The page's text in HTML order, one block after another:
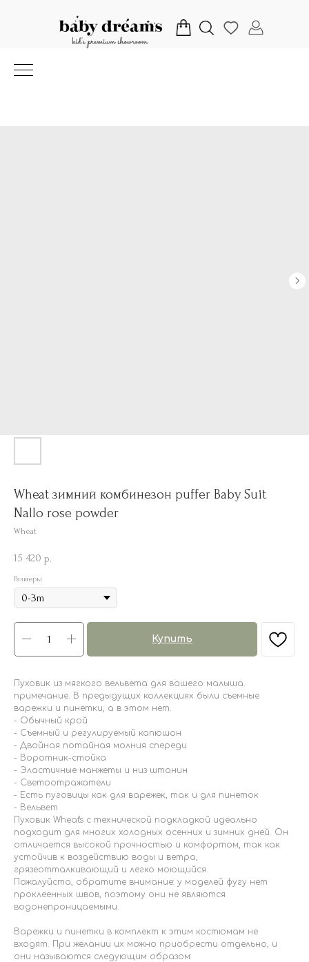
Wheat зимний комбинезон puffer Baby Suit
Nallo rose powder
Wheat
15 420 р.
Размеры
Купить
Пуховик из мягкого вельвета для вашего малыша.
примечание. В предыдущих коллекциях были съемные
варежки и пинетки, а в этом нет.
- Обычный крой
- Съемный и регулируемый капюшон
- Двойная потайная молния спереди
- Воротник-стойка
- Эластичные манжеты и низ штанин
- Светоотражатели
- Есть пуговицы как для варежек, так и для пинеток
- Вельвет
Пуховик Wheat's с технической подкладкой идеально
подходит для многих холодных осенних и зимних дней. Он
отличается высокой прочностью и комфортом, так как
устойчив к воздействию воды и ветра,
грязеотталкивающий и легко моющийся.
Пожалуйста, обратите внимание: у моделей фугу нет
проклеенных швов, поэтому они не являются
водонепроницаемыми.
Варежки и пинетки в комплект к этим костюмам не
входят. При желании их можно приобрести отдельно, и
они называются следующим образом: